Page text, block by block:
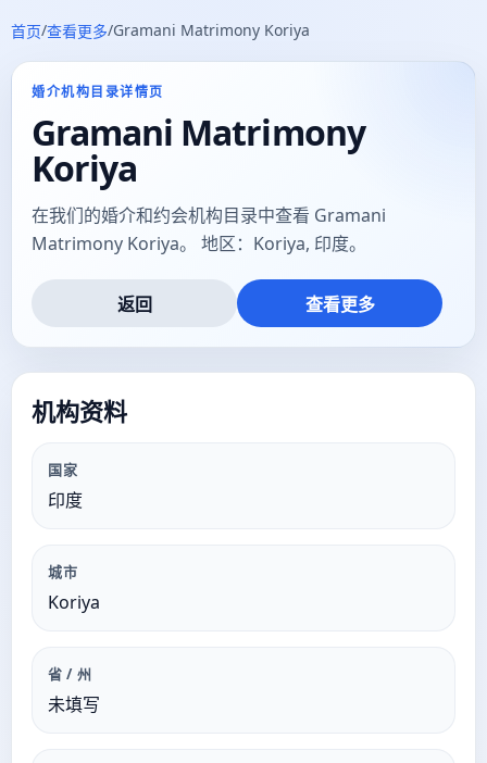
首页/查看更多/Gramani Matrimony Koriya
婚介机构目录详情页
Gramani Matrimony
Koriya
在我们的婚介和约会机构目录中查看 Gramani
Matrimony Koriya。 地区：Koriya, 印度。
返回 查看更多
机构资料
国家
印度
城市
Koriya
省 / 州
未填写